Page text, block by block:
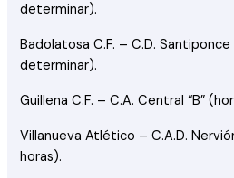
determinar).
Badolatosa C.F. – C.D.
determinar).
Guillena C.F. – C.A. Central “B”
Villanueva Atlético – C.A.D.
horas).